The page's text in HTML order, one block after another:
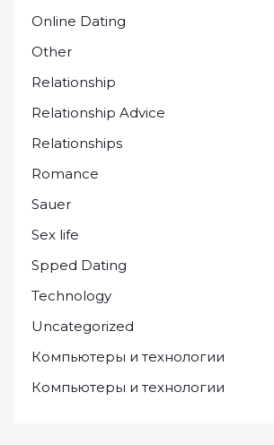
Online Dating
Other
Relationship
Relationship Advice
Relationships
Romance
Sauer
Sex life
Spped Dating
Technology
Uncategorized
Компьютеры и технологии
Компьютеры и технологии